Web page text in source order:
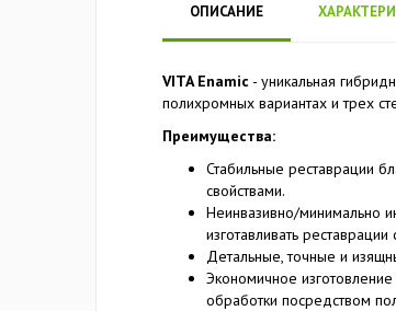
ОПИСАНИЕ
VITA Enamic - уникальная
полихромных вариантах и трех
Преимущества:
Стабильные реставрации
свойствами.
Неинвазивно/минимально
изготавливать реставрации
Детальные, точные и
Экономичное
обработки посредством